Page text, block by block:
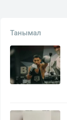
Танымал